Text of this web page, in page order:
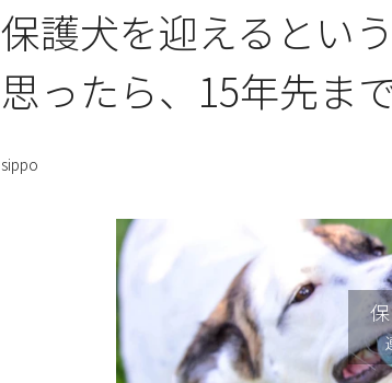
保護犬を迎えるとい
思ったら、15年先ま
sippo